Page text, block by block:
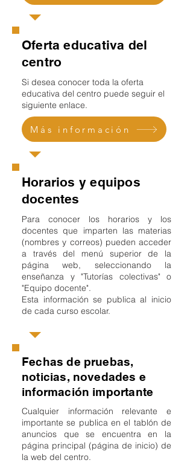
Oferta educativa del
centro
Si desea conocer toda la oferta
educativa del centro puede seguir el
siguiente enlace.
Más información
Horarios y equipos
docentes
Para conocer los horarios y los
docentes que imparten las materias
(nombres y correos) pueden acceder
a través del menú superior de la
página web, seleccionando la
enseñanza y "Tutorías colectivas" o
"Equipo docente".
Esta información se publica al inicio
de cada curso escolar.
Fechas de pruebas,
noticias, novedades e
información importante
Cualquier información relevante e
importante se publica en el tablón de
anuncios que se encuentra en la
página principal (página de inicio) de
la web del centro.